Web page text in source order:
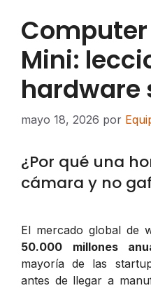
Computer
Mini:
hardware
mayo 18, 2026 por
¿Por qué una
cámara y no
El mercado global de
50.000 millones
mayoría de las
antes de llegar a